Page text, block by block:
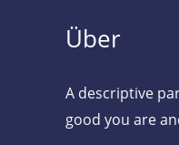
Über
A descriptive
good you are